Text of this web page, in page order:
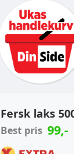
Fersk laks
Best pris 99,-